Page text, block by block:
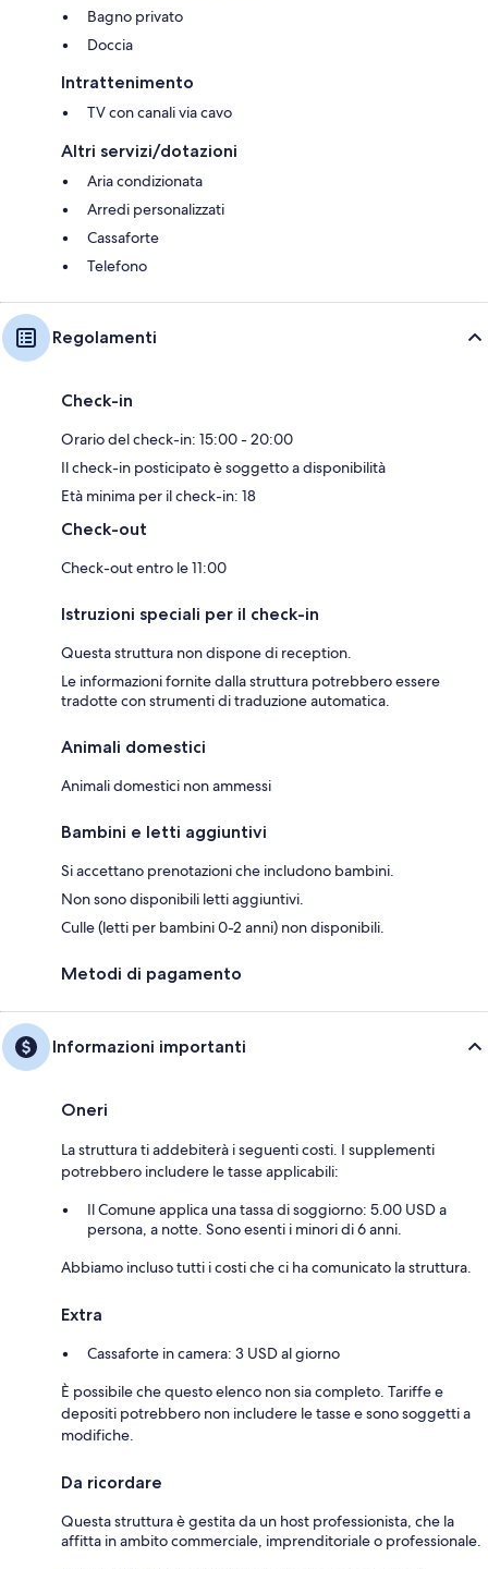
Bagno privato
Doccia
Intrattenimento
TV con canali via cavo
Altri servizi/dotazioni
Aria condizionata
Arredi personalizzati
Cassaforte
Telefono
Regolamenti
Check-in
Orario del check-in: 15:00 - 20:00
Il check-in posticipato è soggetto a disponibilità
Età minima per il check-in: 18
Check-out
Check-out entro le 11:00
Istruzioni speciali per il check-in
Questa struttura non dispone di reception.
Le informazioni fornite dalla struttura potrebbero essere
tradotte con strumenti di traduzione automatica.
Animali domestici
Animali domestici non ammessi
Bambini e letti aggiuntivi
Si accettano prenotazioni che includono bambini.
Non sono disponibili letti aggiuntivi.
Culle (letti per bambini 0-2 anni) non disponibili.
Metodi di pagamento
Informazioni importanti
Oneri
La struttura ti addebiterà i seguenti costi. I supplementi
potrebbero includere le tasse applicabili:
Il Comune applica una tassa di soggiorno: 5.00 USD a
persona, a notte. Sono esenti i minori di 6 anni.
Abbiamo incluso tutti i costi che ci ha comunicato la struttura.
Extra
Cassaforte in camera: 3 USD al giorno
È possibile che questo elenco non sia completo. Tariffe e
depositi potrebbero non includere le tasse e sono soggetti a
modifiche.
Da ricordare
Questa struttura è gestita da un host professionista, che la
affitta in ambito commerciale, imprenditoriale o professionale.